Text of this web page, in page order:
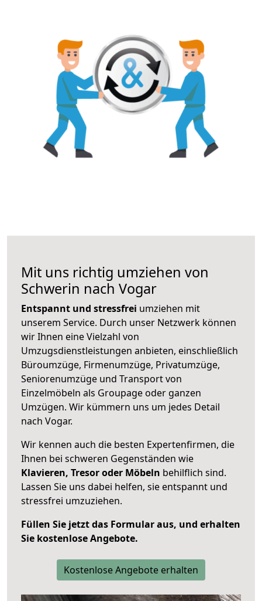
Mit uns richtig umziehen von
Schwerin nach Vogar
Entspannt und stressfrei umziehen mit
unserem Service. Durch unser Netzwerk können
wir Ihnen eine Vielzahl von
Umzugsdienstleistungen anbieten, einschließlich
Büroumzüge, Firmenumzüge, Privatumzüge,
Seniorenumzüge und Transport von
Einzelmöbeln als Groupage oder ganzen
Umzügen. Wir kümmern uns um jedes Detail
nach Vogar.
Wir kennen auch die besten Expertenfirmen, die
Ihnen bei schweren Gegenständen wie
Klavieren, Tresor oder Möbeln behilflich sind.
Lassen Sie uns dabei helfen, sie entspannt und
stressfrei umzuziehen.
Füllen Sie jetzt das Formular aus, und erhalten
Sie kostenlose Angebote.
Kostenlose Angebote erhalten